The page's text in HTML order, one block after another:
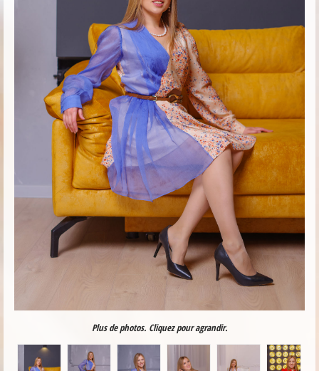
Plus de photos. Cliquez pour agrandir.